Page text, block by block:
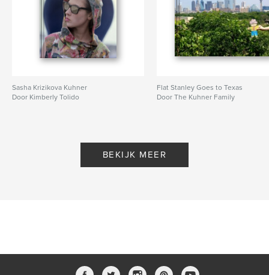
Sasha Krizikova Kuhner
Door Kimberly Tolido
Flat Stanley Goes to Texas
Door The Kuhner Family
BEKIJK MEER